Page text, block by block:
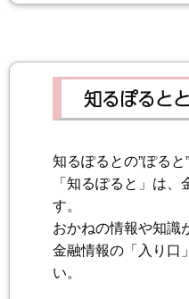
知るぽると
知るぽるとの”ぽると
「知るぽると」は
す。
おかねの情報や知識
金融情報の「入り口
い。